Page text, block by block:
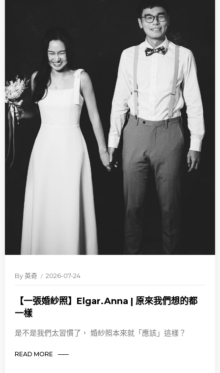
By英奇 2026-07-24
【一張婚紗照】Elgar.Anna | 原來我們想的都
一樣
是不是我們太習慣了， 婚紗照本來就「應該」這樣？
READ MORE